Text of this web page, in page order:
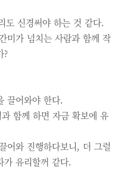
도 신경써야 하는 것 같다.
미가 넘치는 사람과 함께 작
?
끌어와야 한다.
함께 하면 자금 확보에 유
어와 진행하다보니, 더 그럴
가 유리할꺼 같다.